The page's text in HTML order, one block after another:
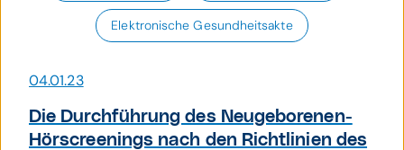
Elektronische Gesundheitsakte
04.01.23
Die Durchführung des Neu­geborenen-
Hör­screenings nach den Richt­linien des